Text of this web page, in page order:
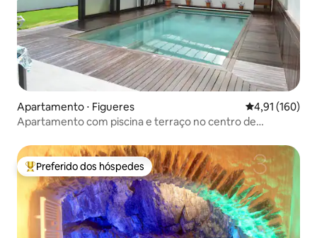
Apartamento ⋅ Figueres 4,91 de uma
4,91 (160)
Apartamento com piscina e terraço no centro de
Entre os melhores preferidos dos hóspedes
Preferido dos hóspedes